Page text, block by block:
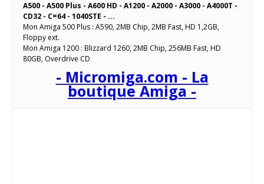
A500 - A500 Plus - A600 HD - A1200 - A2000 - A3000 - A4000T -
CD32 - C=64 - 1040STE - ...
Mon Amiga 500 Plus : A590, 2MB Chip, 2MB Fast, HD 1,2GB,
Floppy ext.
Mon Amiga 1200 : Blizzard 1260, 2MB Chip, 256MB Fast, HD
80GB, Overdrive CD
- Micromiga.com - La
boutique Amiga -